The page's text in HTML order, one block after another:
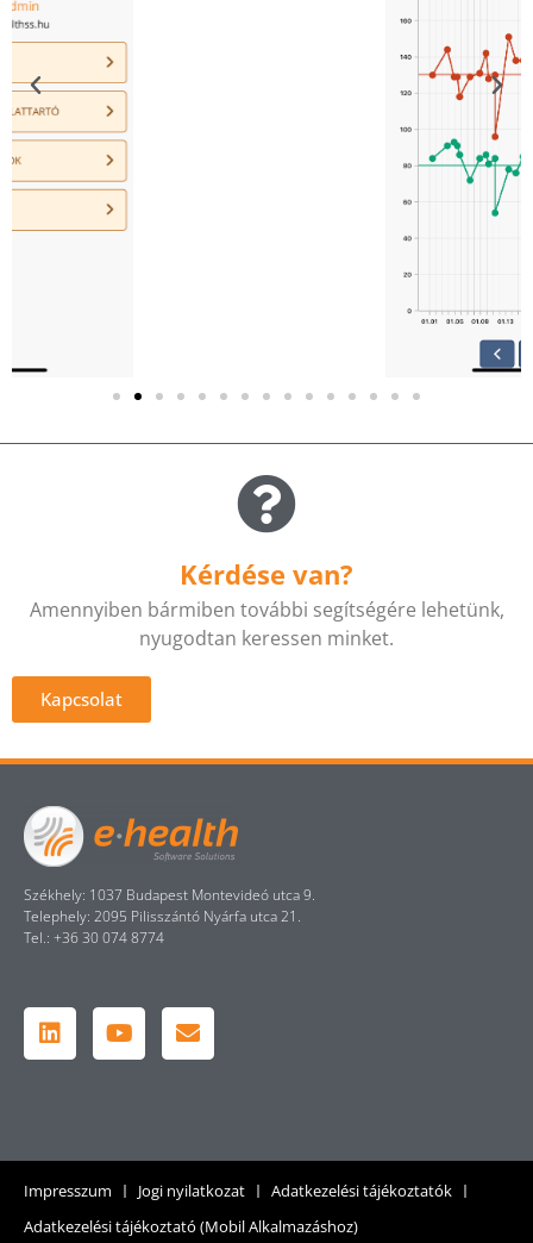
Kérdése van?
Amennyiben bármiben további segítségére lehetünk,
nyugodtan keressen minket.
Kapcsolat
Székhely: 1037 Budapest Montevideó utca 9.
Telephely: 2095 Pilisszántó Nyárfa utca 21.
Tel.: +36 30 074 8774
Impresszum Jogi nyilatkozat
Adatkezelési tájékoztatók
Adatkezelési tájékoztató (Mobil Alkalmazáshoz)